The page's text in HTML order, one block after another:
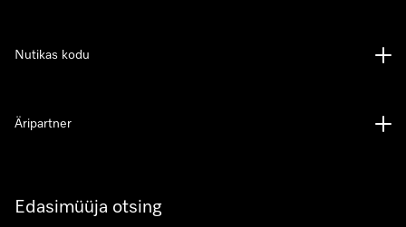
Edasimüüja otsing
Nutikas kodu
Äripartner